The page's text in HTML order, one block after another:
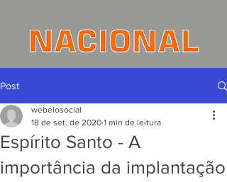
Post
Espírito Santo - A
importância da implantação
webelosocial
18 de set. de 2020 1 min de leitura